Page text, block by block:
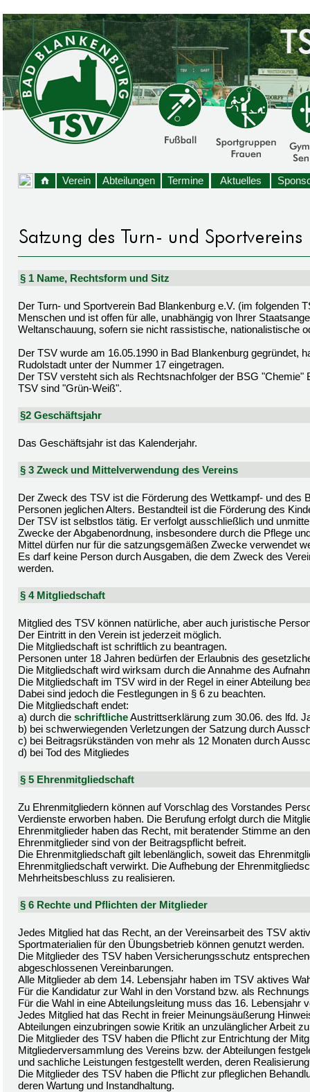
Verein Abteilungen Termine Aktuelles
§ 1 Name, Rechtsform und Sitz
Der Turn- und Sportverein Bad Blankenburg e.V. (im folgenden
Menschen und ist offen für alle, unabhängig von Ihrer
Weltanschauung, sofern sie nicht rassistische, nationalistische
Der TSV wurde am 16.05.1990 in Bad Blankenburg gegründet,
Rudolstadt unter der Nummer 17 eingetragen.
Der TSV versteht sich als Rechtsnachfolger der BSG
TSV sind "Grün-Weiß".
§2 Geschäftsjahr
Das Geschäftsjahr ist das Kalenderjahr.
§ 3 Zweck und Mittelverwendung des Vereins
Der Zweck des TSV ist die Förderung des Wettkampf- und des
Personen jeglichen Alters. Bestandteil ist die Förderung des
Der TSV ist selbstlos tätig. Er verfolgt ausschließlich und
Zwecke der Abgabenordnung, insbesondere durch die Pflege
Mittel dürfen nur für die satzungsgemäßen Zwecke verwendet
Es darf keine Person durch Ausgaben, die dem Zweck des
werden.
§ 4 Mitgliedschaft
Mitglied des TSV können natürliche, aber auch juristische
Der Eintritt in den Verein ist jederzeit möglich.
Die Mitgliedschaft ist schriftlich zu beantragen.
Personen unter 18 Jahren bedürfen der Erlaubnis des
Die Mitgliedschaft wird wirksam durch die Annahme des
Die Mitgliedschaft im TSV wird in der Regel in einer Abteilung
Dabei sind jedoch die Festlegungen in § 6 zu beachten.
Die Mitgliedschaft endet:
a) durch die schriftlicheAustrittserklärung zum 30.06. des lfd.
b) bei schwerwiegenden Verletzungen der Satzung durch
c) bei Beitragsrükständen von mehr als 12 Monaten durch
d) bei Tod des Mitgliedes
§ 5 Ehrenmitgliedschaft
Zu Ehrenmitgliedern können auf Vorschlag des Vorstandes
Verdienste erworben haben. Die Berufung erfolgt durch die
Ehrenmitglieder haben das Recht, mit beratender Stimme an
Ehrenmitglieder sind von der Beitragspflicht befreit.
Die Ehrenmitgliedschaft gilt lebenlänglich, soweit das
Ehrenmitgliedschaft verwirkt. Die Aufhebung der
Mehrheitsbeschluss zu realisieren.
§ 6 Rechte und Pflichten der Mitglieder
Jedes Mitglied hat das Recht, an der Vereinsarbeit des TSV
Sportmaterialien für den Übungsbetrieb können genutzt werden.
Die Mitglieder des TSV haben Versicherungsschutz
abgeschlossenen Vereinbarungen.
Alle Mitglieder ab dem 14. Lebensjahr haben im TSV aktives
Für die Kandidatur zur Wahl in den Vorstand bzw. als
Für die Wahl in eine Abteilungsleitung muss das 16. Lebensjahr
Jedes Mitglied hat das Recht in freier Meinungsäußerung
Abteilungen einzubringen sowie Kritik an unzulänglicher Arbeit
Die Mitglieder des TSV haben die Pflicht zur Entrichtung der
Mitgliederversammlung des Vereins bzw. der Abteilungen
und sachliche Leistungen festgestellt werden, deren
Die Mitglieder des TSV haben die Pflicht zur pfleglichen
deren Wartung und Instandhaltung.